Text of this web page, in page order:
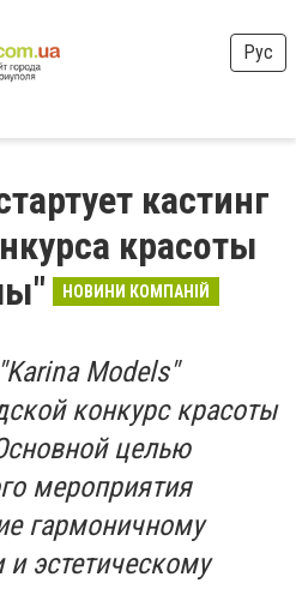
Рус
кастинг
красоты
НОВИНИ КОМПАНІЙ
Models"
конкурс красоты
целью
мероприятия
гармоничному
эстетическому